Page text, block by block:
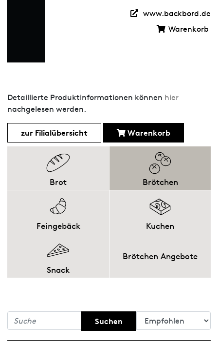
www.backbord.de
Warenkorb
Detaillierte Produktinformationen können hier
nachgelesen werden.
zur Filialübersicht Warenkorb
Brot Brötchen
Feingebäck Kuchen
Snack
Brötchen Angebote
Suchen